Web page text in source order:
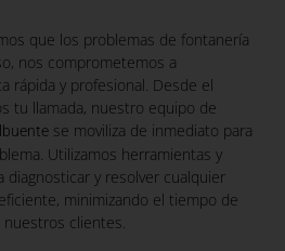
que los problemas de fontanería
nos comprometemos a
rápida y profesional. Desde el
tu llamada, nuestro equipo de
se moviliza de inmediato para
Utilizamos herramientas y
diagnosticar y resolver cualquier
minimizando el tiempo de
nuestros clientes.